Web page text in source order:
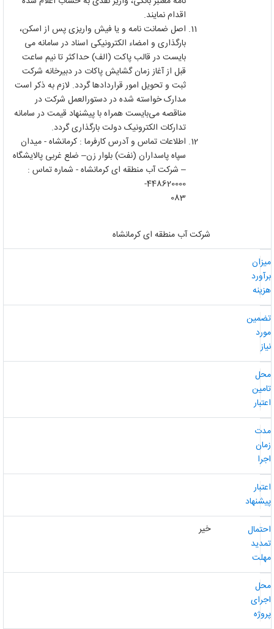
اقدام نمایند.
اصل ضمانت نامه و یا فیش واریزی پس از اسکن،
بارگذاری و امضاء الکترونیکی اسناد در سامانه می
بایست در قالب پاکت (الف) حداکثر تا نیم ساعت
قبل از آغاز زمان گشایش پاکات در دبیرخانه شرکت
ثبت و تحویل امور قراردادها گردد. لازم به ذکر است
مدارک خواسته شده در دستورالعمل شرکت در
مناقصه می‌‌بایست همراه با پیشنهاد قیمت در سامانه
تدارکات الکترونیک دولت بارگذاری گردد.
اطلاعات تماس و آدرس کارفرما : کرمانشاه - میدان
سپاه پاسداران (نفت) بلوار زن– ضلع غربی پالایشگاه
– شرکت آب منطقه ای کرمانشاه - شماره تماس :
448620000-
083
شرکت آب منطقه ای کرمانشاه
خیر